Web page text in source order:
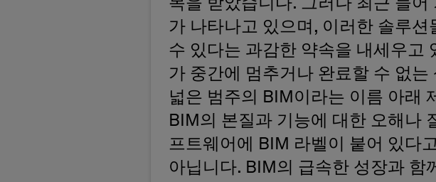
목을 받았습니다. 그러나 최근 들어
가 나타나고 있으며, 이러한 솔루
수 있다는 과감한 약속을 내세우고
가 중간에 멈추거나 완료할 수 없는
넓은 범주의 BIM이라는 이름 아래
BIM의 본질과 기능에 대한 오해나
프트웨어에 BIM 라벨이 붙어 있다
아닙니다. BIM의 급속한 성장과 함